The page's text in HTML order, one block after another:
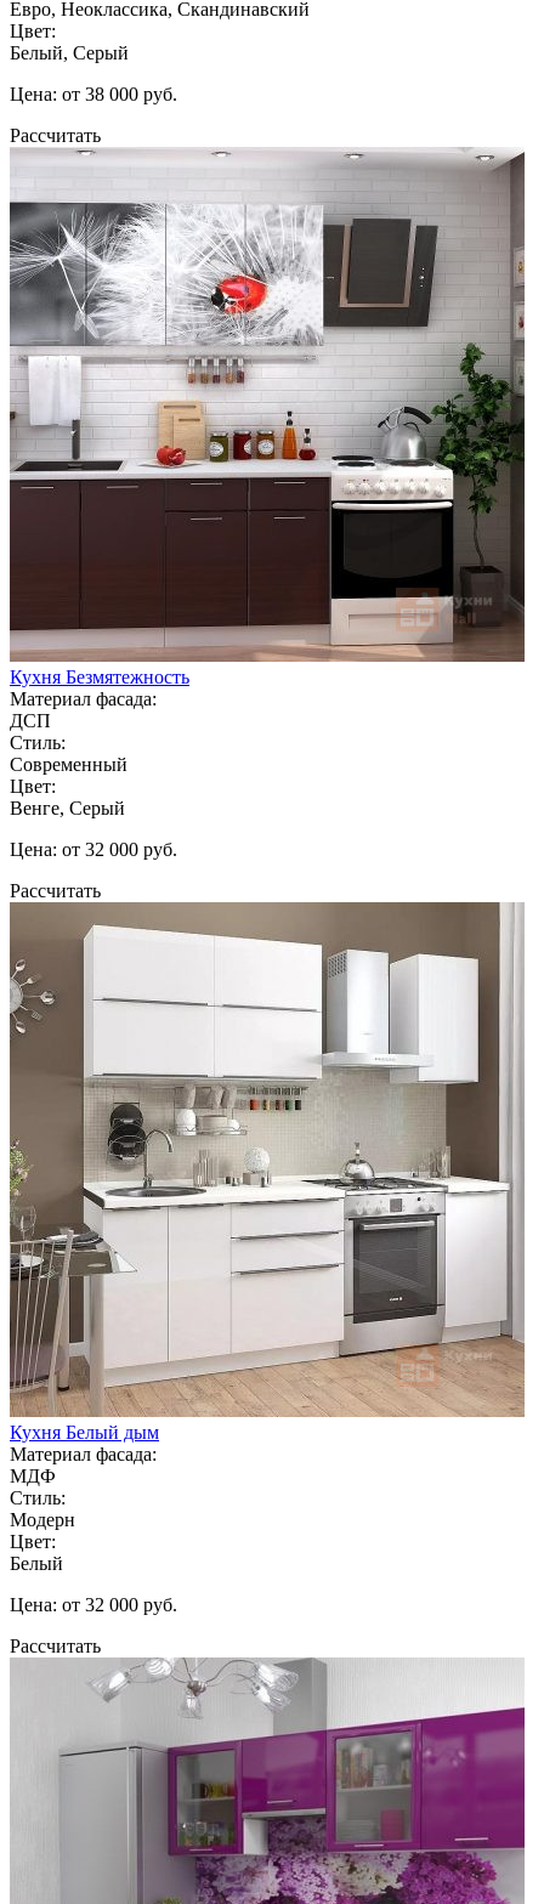
Евро, Неоклассика, Скандинавский
Цвет:
Белый, Серый
Цена: от 38 000 руб.
Рассчитать
Кухня Безмятежность
Материал фасада:
ДСП
Стиль:
Современный
Цвет:
Венге, Серый
Цена: от 32 000 руб.
Рассчитать
Кухня Белый дым
Материал фасада:
МДФ
Стиль:
Модерн
Цвет:
Белый
Цена: от 32 000 руб.
Рассчитать